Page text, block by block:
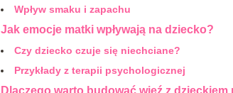
Wpływ smaku i zapachu
Jak emocje matki wpływają na dziecko?
Czy dziecko czuje się niechciane?
Przykłady z terapii psychologicznej
Dlaczego warto budować więź z